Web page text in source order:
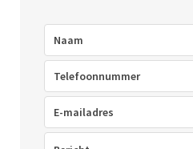
Telefoon
mailadres(Vereist)